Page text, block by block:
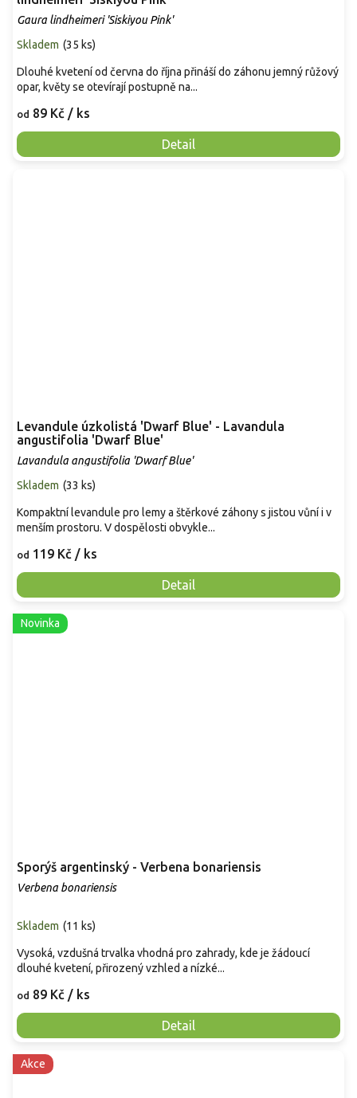
Gaura lindheimeri 'Siskiyou Pink'
Skladem (35 ks)
od 89 Kč / ks
Detail
Dlouhé kvetení od června do října přináší do záhonu jemný růžový
opar, květy se otevírají postupně na...
Levandule úzkolistá 'Dwarf Blue' - Lavandula
angustifolia 'Dwarf Blue'
Lavandula angustifolia 'Dwarf Blue'
Skladem (33 ks)
od 119 Kč / ks
Detail
Kompaktní levandule pro lemy a štěrkové záhony s jistou vůní i v
menším prostoru. V dospělosti obvykle...
Novinka
Sporýš argentinský - Verbena bonariensis
Verbena bonariensis
Skladem (11 ks)
od 89 Kč / ks
Detail
Vysoká, vzdušná trvalka vhodná pro zahrady, kde je žádoucí
dlouhé kvetení, přirozený vzhled a nízké...
Akce